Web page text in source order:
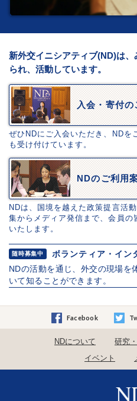
新外交イニシアティブ(ND)は
られ、活動しています。
入会・寄付の
ぜひNDにご入会いただき、NDを
も受け付けています。
NDのご利用
NDは、国境を越えた政策提言活
集からメディア発信まで、会員の
いたします。
随時募集中
ボランティア・イン
NDの活動を通じ、外交の現場を
いて知ることができます。
Facebook
NDについて 研究
イベント